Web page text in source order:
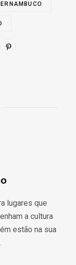
lugares que
a cultura
estão na sua